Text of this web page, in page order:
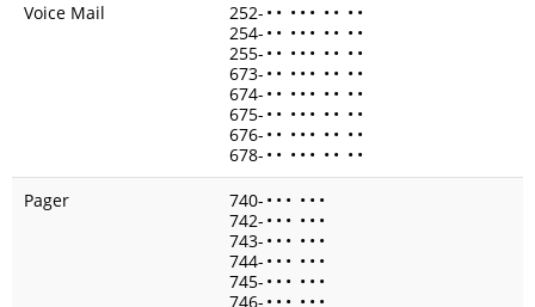
Voice Mail
252- • • • • • • • • •
254- • • • • • • • • •
255- • • • • • • • • •
673- • • • • • • • • •
674- • • • • • • • • •
675- • • • • • • • • •
676- • • • • • • • • •
678- • • • • • • • • •
Pager
740- • • • • • •
742- • • • • • •
743- • • • • • •
744- • • • • • •
745- • • • • • •
746- • • • • • •